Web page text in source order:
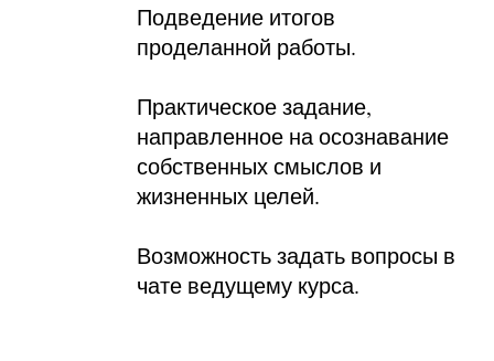
Подведение итогов
проделанной работы.
Практическое задание,
направленное на осознавание
собственных смыслов и
жизненных целей.
Возможность задать вопросы в
чате ведущему курса.